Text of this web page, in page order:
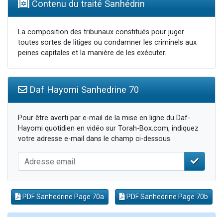
Contenu du traité Sanhédrin
La composition des tribunaux constitués pour juger
toutes sortes de litiges ou condamner les criminels aux
peines capitales et la manière de les exécuter.
Daf Hayomi Sanhedrine 70
Pour être averti par e-mail de la mise en ligne du Daf-
Hayomi quotidien en vidéo sur Torah-Box.com, indiquez
votre adresse e-mail dans le champ ci-dessous.
PDF Sanhedrine Page 70a PDF Sanhedrine Page 70b